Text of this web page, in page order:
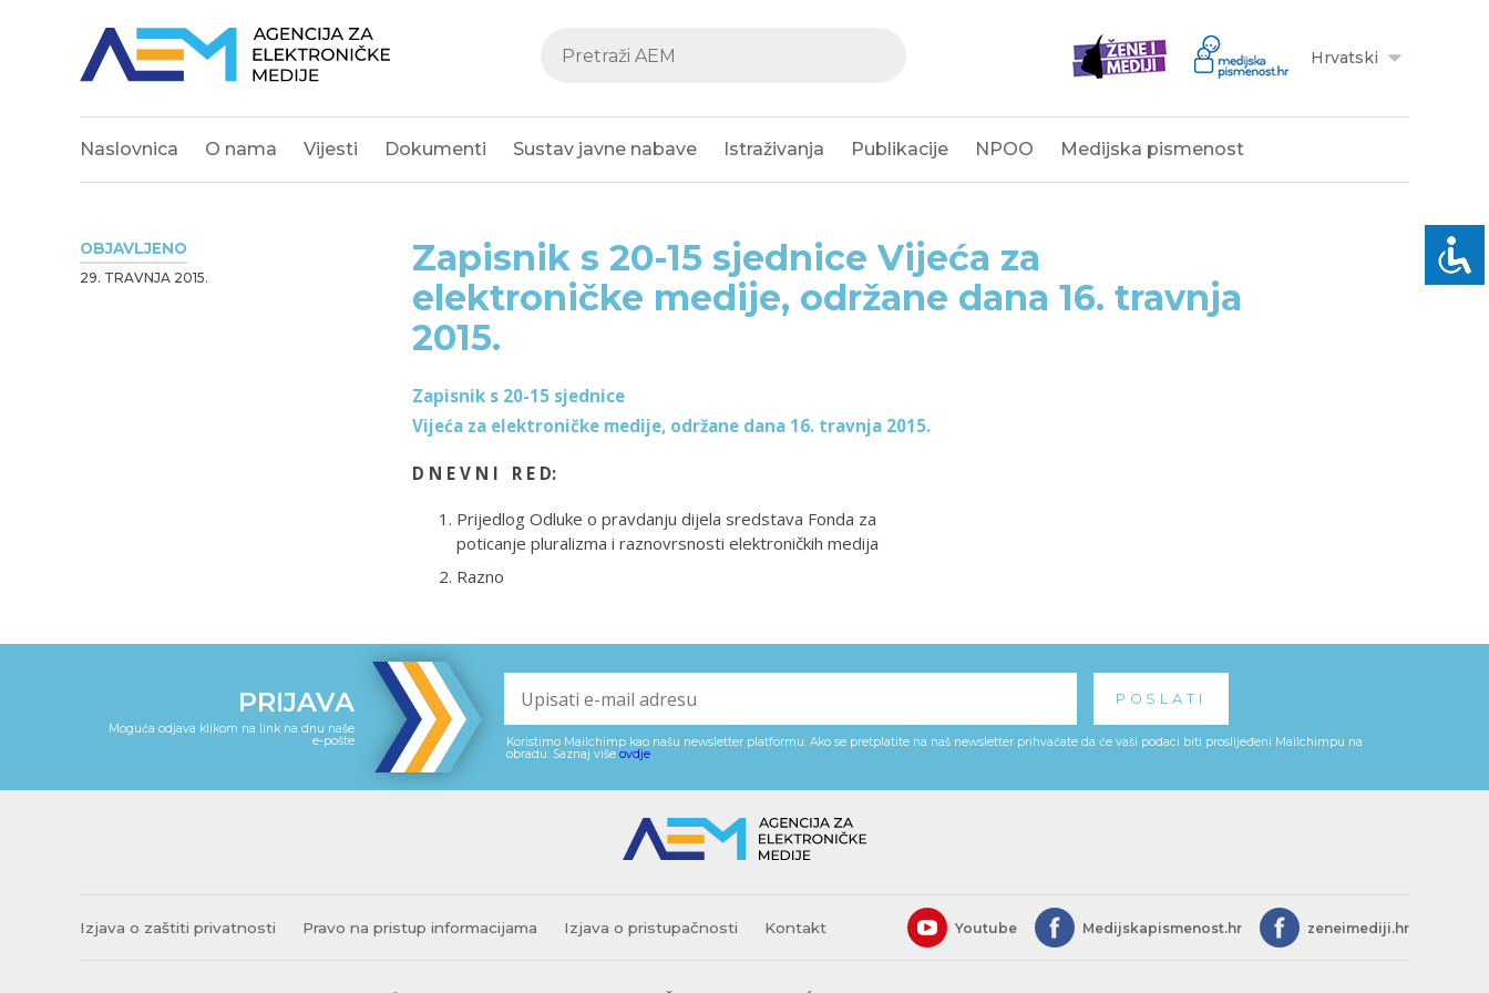
Hrvatski
Naslovnica O nama Vijesti Dokumenti Sustav javne nabave Istraživanja Publikacije NPOO Medijska pismenost
OBJAVLJENO
29. TRAVNJA 2015.
Zapisnik s 20-15 sjednice Vijeća za
elektroničke medije, održane dana 16. travnja
2015.
Zapisnik s 20-15 sjednice
Vijeća za elektroničke medije, održane dana 16. travnja 2015.
D N E V N I R E D:
Prijedlog Odluke o pravdanju dijela sredstava Fonda za
poticanje pluralizma i raznovrsnosti elektroničkih medija
Razno
PRIJAVA
Moguća odjava klikom na link na dnu naše
e-pošte
Koristimo Mailchimp kao našu newsletter platformu. Ako se pretplatite na naš newsletter prihvaćate da će vaši podaci biti proslijeđeni Mailchimpu na
obradu. Saznaj više ovdje.
Izjava o zaštiti privatnosti Pravo na pristup informacijama Izjava o pristupačnosti Kontakt Youtube Medijskapismenost.hr zeneimediji.hr